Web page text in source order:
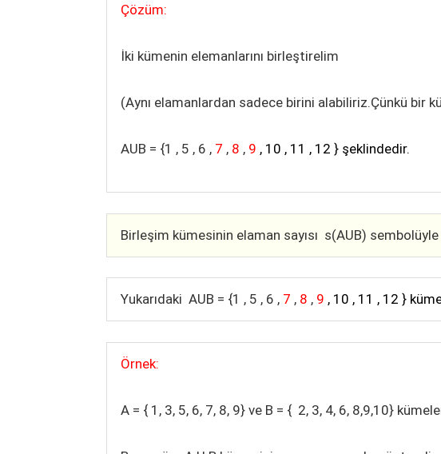
Çözüm:
İki kümenin elemanlarını birleştirelim
(Aynı elamanlardan sadece birini alabiliriz.Çünkü bir
AUB = {1 , 5 , 6 , 7 , 8 , 9 , 10 , 11 , 12 } şeklindedir.
Birleşim kümesinin elaman sayısı s(AUB)
Yukarıdaki AUB = {1 , 5 , 6 , 7 , 8 , 9 , 10 , 11 , 12 }
Örnek:
A = { 1, 3, 5, 6, 7, 8, 9} ve B = { 2, 3, 4, 6, 8,9,10}